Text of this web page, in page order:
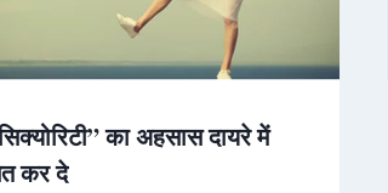
का अहसास दायरे में
कर दे